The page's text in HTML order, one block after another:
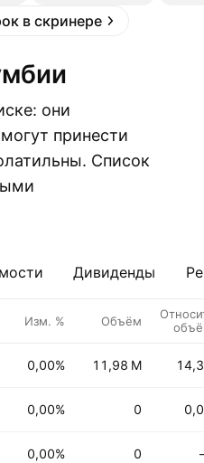
в скринере
они
принести
Список
Дивиденды
Изм. % Объём
0,00% 11,98 M
0,00% 0
0,00% 0